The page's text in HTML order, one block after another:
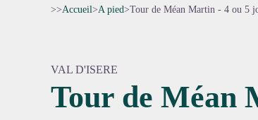
>>Accueil>A pied>Tour de Méan Martin - 4 ou 5
VAL D'ISERE
Tour de Méan